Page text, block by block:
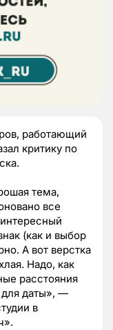
работающий
критику по
тема,
все
(как и выбор
А вот верстка
Надо, как
расстояния
для даты», —
в